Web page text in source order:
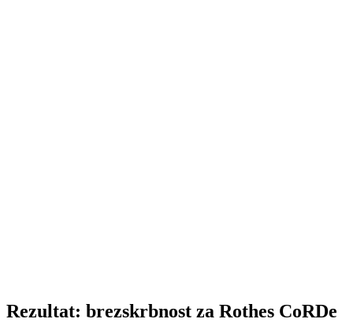
Rezultat: brezskrbnost za Rothes CoRDe